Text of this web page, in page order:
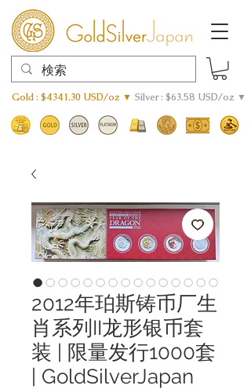
Gold : $4341.30 USD/oz ▼ Silver : $63.58 USD/oz ▼
2012年珀斯铸币厂生
肖系列II龙形银币套
装 | 限量发行1000套
| GoldSilverJapan